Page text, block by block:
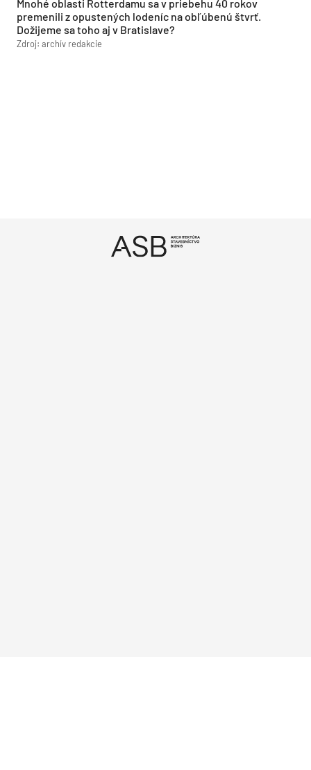
Mnohé oblasti Rotterdamu sa v priebehu 40 rokov
premenili z opustených lodeníc na obľúbenú štvrť.
Dožijeme sa toho aj v Bratislave?
Zdroj: archív redakcie